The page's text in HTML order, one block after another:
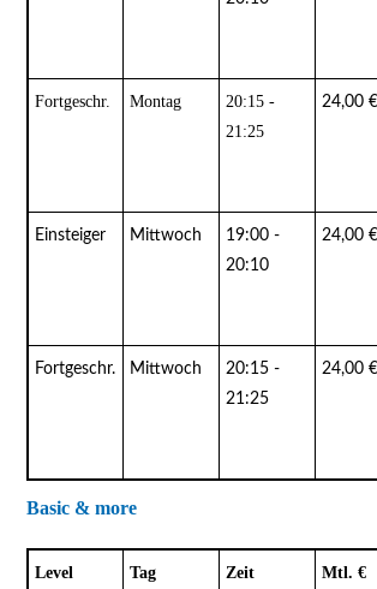
Fortgeschr. Montag
20:15 -
21:25
24,00 €
Einsteiger Mittwoch
19:00 -
20:10
24,00 €
Fortgeschr. Mittwoch
20:15 -
21:25
24,00 €
Basic & more
Level Tag Zeit Mtl. €